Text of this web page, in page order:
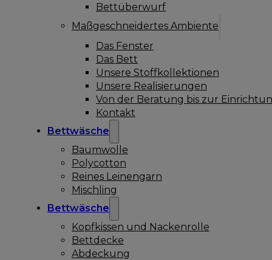
Bettüberwurf
Maßgeschneidertes Ambiente
Das Fenster
Das Bett
Unsere Stoffkollektionen
Unsere Realisierungen
Von der Beratung bis zur
Kontakt
Bettwäsche
Baumwolle
Polycotton
Reines Leinengarn
Mischling
Bettwäsche
Kopfkissen und Nackenrolle
Bettdecke
Abdeckung